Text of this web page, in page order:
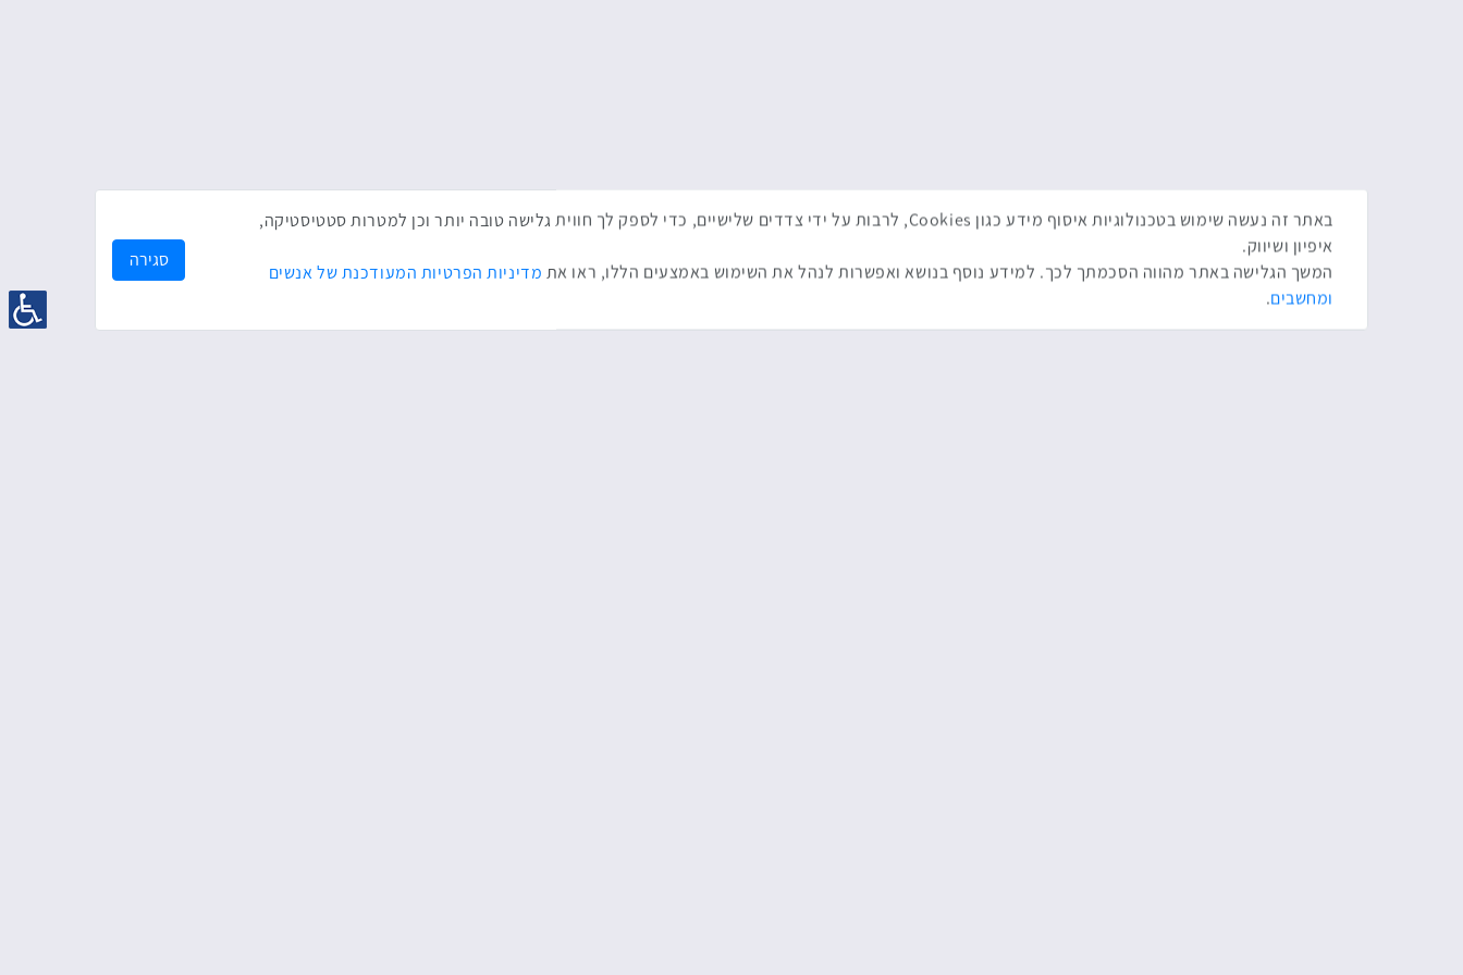
באתר זה נעשה שימוש בטכנולוגיות איסוף מידע כגון Cookies, לרבות על ידי צדדים שלישיים, כדי לספק לך חווית גלישה טובה יותר וכן למטרות סטטיסטיקה,
איפיון ושיווק.
המשך הגלישה באתר מהווה הסכמתך לכך. למידע נוסף בנושא ואפשרות לנהל את השימוש באמצעים הללו, ראו את מדיניות הפרטיות המעודכנת של אנשים
ומחשבים.
סגירה